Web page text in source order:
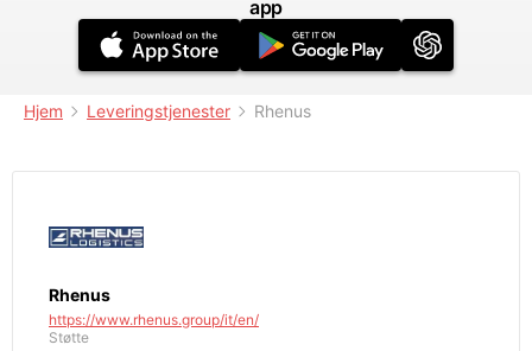
app
Hjem Leveringstjenester Rhenus
Rhenus
https://www.rhenus.group/it/en/
Støtte